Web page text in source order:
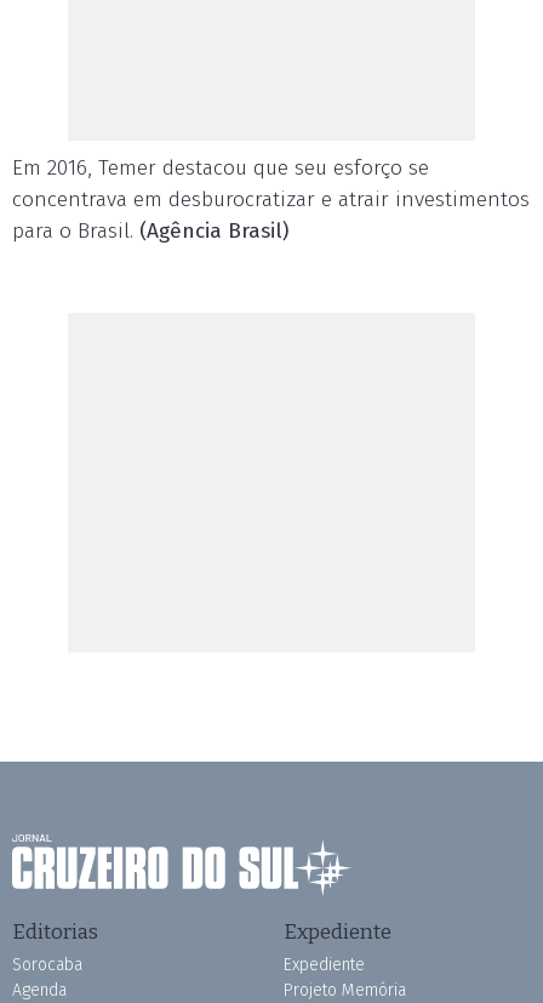
Em 2016, Temer destacou que seu esforço se
concentrava em desburocratizar e atrair investimentos
para o Brasil. (Agência Brasil)
Editorias
Sorocaba
Agenda
Expediente
Expediente
Projeto Memória